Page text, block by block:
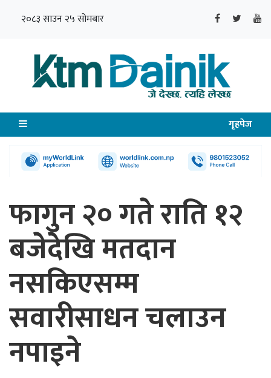
२०८३ साउन २५ सोमबार
गृहपेज
फागुन २० गते राति १२
बजेदेखि मतदान
नसकिएसम्म
सवारीसाधन चलाउन
नपाइने